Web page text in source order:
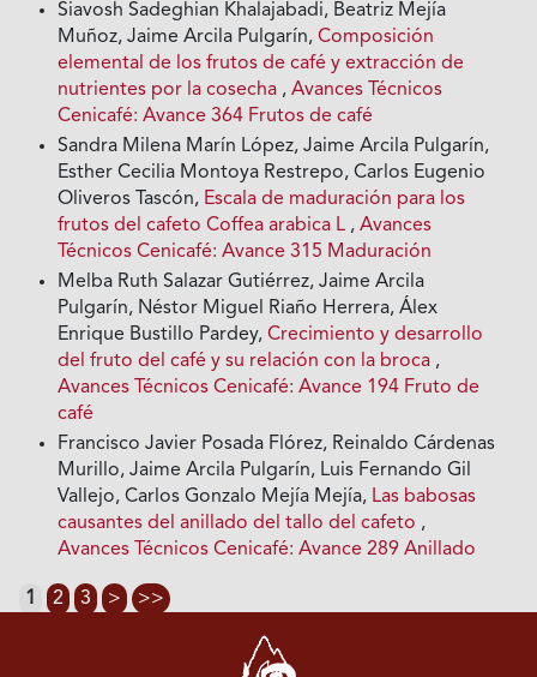
Siavosh Sadeghian Khalajabadi, Beatriz Mejía
Muñoz, Jaime Arcila Pulgarín,Composición
elemental de los frutos de café y extracción de
nutrientes por la cosecha ,Avances Técnicos
Cenicafé: Avance 364 Frutos de café
Sandra Milena Marín López, Jaime Arcila Pulgarín,
Esther Cecilia Montoya Restrepo, Carlos Eugenio
Oliveros Tascón, Escala de maduración para los
frutos del cafeto Coffea arabica L ,Avances
Técnicos Cenicafé: Avance 315 Maduración
Melba Ruth Salazar Gutiérrez, Jaime Arcila
Pulgarín, Néstor Miguel Riaño Herrera, Álex
Enrique Bustillo Pardey,Crecimiento y desarrollo
del fruto del café y su relación con la broca ,
Avances Técnicos Cenicafé: Avance 194 Fruto de
café
Francisco Javier Posada Flórez, Reinaldo Cárdenas
Murillo, Jaime Arcila Pulgarín, Luis Fernando Gil
Vallejo, Carlos Gonzalo Mejía Mejía, Las babosas
causantes del anillado del tallo del cafeto ,
Avances Técnicos Cenicafé: Avance 289 Anillado
1 2 3 > >>